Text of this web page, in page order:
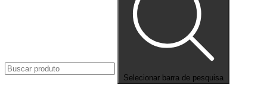
Selecionar barra de pesquisa